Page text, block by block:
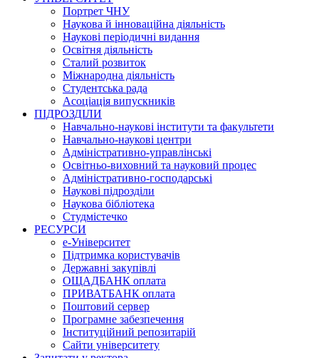
Портрет ЧНУ
Наукова й інноваційна діяльність
Наукові періодичні видання
Освітня діяльність
Сталий розвиток
Міжнародна діяльність
Студентська рада
Асоціація випускників
ПІДРОЗДІЛИ
Навчально-наукові інститути та факультети
Навчально-наукові центри
Адміністративно-управлінські
Освітньо-виховний та науковий процес
Адміністративно-господарські
Наукові підрозділи
Наукова бібліотека
Студмістечко
РЕСУРСИ
е-Університет
Підтримка користувачів
Державні закупівлі
ОЩАДБАНК оплата
ПРИВАТБАНК оплата
Поштовий сервер
Програмне забезпечення
Інституційний репозитарій
Сайти університету